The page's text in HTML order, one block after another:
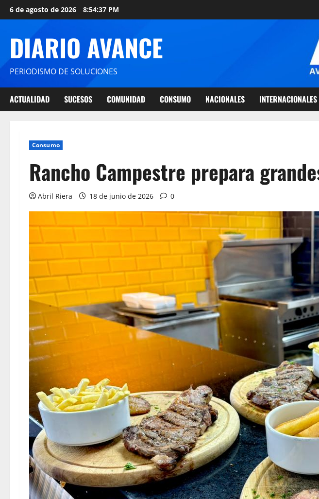
6 de agosto de 2026 8:54:38 PM
DIARIO AVANCE
PERIODISMO DE SOLUCIONES
ACTUALIDAD SUCESOS COMUNIDAD CONSUMO NACIONALES INTERNACIONALES
Consumo
Rancho Campestre prepara
Abril Riera 18 de junio de 2026 0